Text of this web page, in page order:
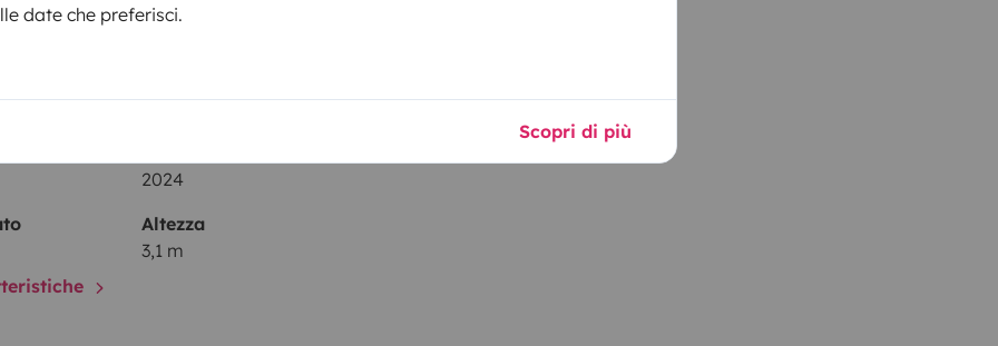
date che preferisci.
Scopri di più
2024
Altezza
3,1 m